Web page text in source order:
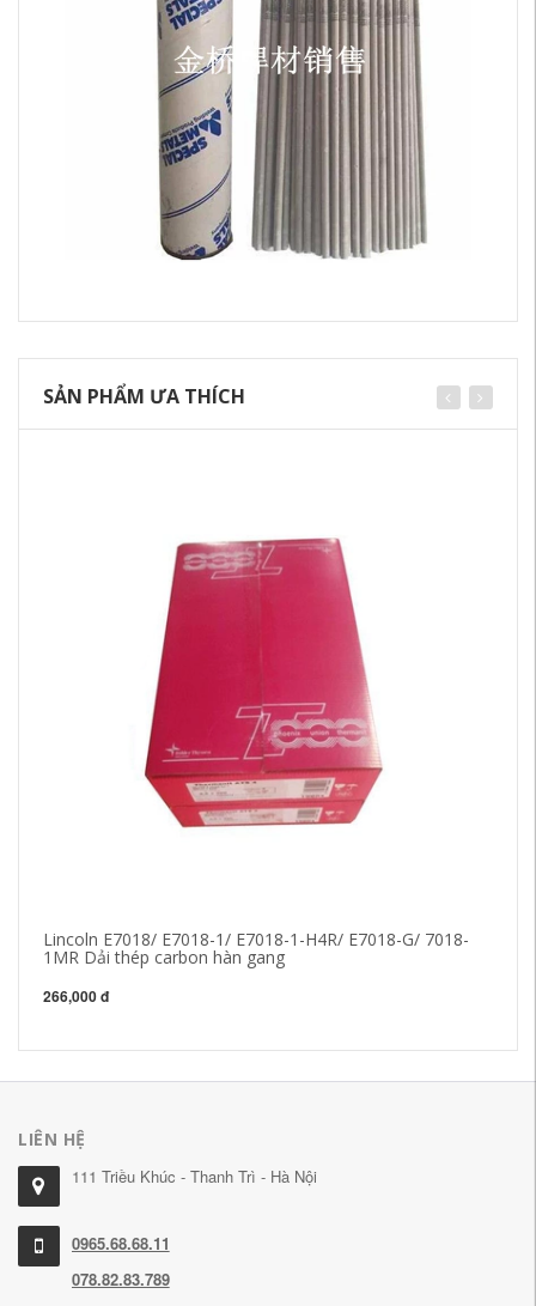
SẢN PHẨM ƯA THÍCH
Lincoln E7018/ E7018-1/ E7018-1-H4R/ E7018-G/ 7018-
1MR Dải thép carbon hàn gang
266,000 đ
LIÊN HỆ
111 Triều Khúc - Thanh Trì - Hà Nội
0965.68.68.11
078.82.83.789